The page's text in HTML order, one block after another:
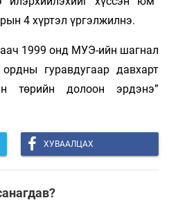
4 хүртэл үргэлжилнэ.
1999 онд МУЭ-ийн шагнал
гуравдугаар давхарт
төрийн долоон эрдэнэ”
ХУВААЛЦАХ